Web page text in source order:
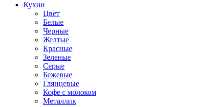
Кухни
Цвет
Белые
Черные
Желтые
Красные
Зеленые
Серые
Бежевые
Глянцевые
Кофе с молоком
Металлик